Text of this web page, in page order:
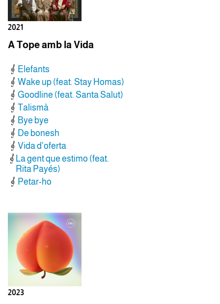
2021
A Tope amb la Vida
Elefants
Wake up (feat. Stay Homas)
Goodline (feat. Santa Salut)
Talismà
Bye bye
De bonesh
Vida d'oferta
La gent que estimo (feat.
Rita Payés)
Petar-ho
2023